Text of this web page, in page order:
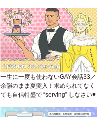
一生に一度も使わないGAY会話33／
余韻のまま夏突入！求められてなく
ても自信特盛で “serving” しなさい♥